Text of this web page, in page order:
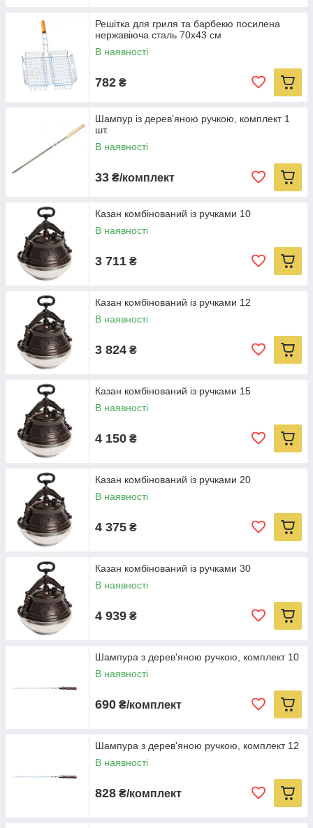
Решітка для гриля та барбекю посилена
нержавіюча сталь 70x43 см
В наявності
782 ₴
Шампур із дерев'яною ручкою, комплект 1
шт.
В наявності
33 ₴/комплект
Казан комбінований із ручками 10
В наявності
3 711 ₴
Казан комбінований із ручками 12
В наявності
3 824 ₴
Казан комбінований із ручками 15
В наявності
4 150 ₴
Казан комбінований із ручками 20
В наявності
4 375 ₴
Казан комбінований із ручками 30
В наявності
4 939 ₴
Шампура з дерев'яною ручкою, комплект 10
В наявності
690 ₴/комплект
Шампура з дерев'яною ручкою, комплект 12
В наявності
828 ₴/комплект